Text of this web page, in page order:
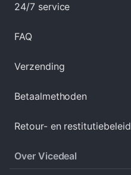
24/7 service
FAQ
Verzending
Betaalmethoden
Retour- en restitutiebeleid
Over Vicedeal